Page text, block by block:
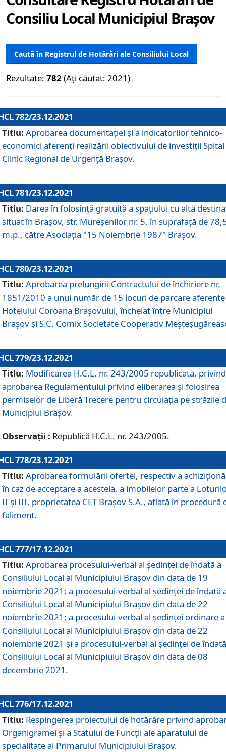
Consiliu Local Municipiul Brașov
Caută în Registrul de Hotărâri ale Consiliului Local
Rezultate: 782 (Ați căutat: 2021)
782/23.12.2021
Titlu: Aprobarea documentației și a indicatorilor tehnico-
economici aferenți realizării obiectivului de investiții Spital
Clinic Regional de Urgență Brașov.
781/23.12.2021
Titlu: Darea în folosinţă gratuită a spaţiului cu altă
situat în Braşov, str. Mureşenilor nr. 5, în suprafaţă de
m.p., către Asociaţia "15 Noiembrie 1987" Braşov.
780/23.12.2021
Titlu: Aprobarea prelungirii Contractului de închiriere nr.
1851/2010 a unui număr de 15 locuri de parcare aferente
Hotelului Coroana Brașovului, încheiat între Municipiul
Braşov şi S.C. Comix Societate Cooperativ
779/23.12.2021
Titlu: Modificarea H.C.L. nr. 243/2005 republicată, privind
aprobarea Regulamentului privind eliberarea şi folosirea
permiselor de Liberă Trecere pentru circulația pe străzile
Municipiul Braşov.
Observații : Republică H.C.L. nr. 243/2005.
778/23.12.2021
Titlu: Aprobarea formulării ofertei, respectiv a
în caz de acceptare a acesteia, a imobilelor parte a
II și III, proprietatea CET Brașov S.A., aflată în procedură
faliment.
777/17.12.2021
Titlu: Aprobarea procesului-verbal al şedinţei de îndată a
Consiliului Local al Municipiului Braşov din data de 19
noiembrie 2021; a procesului-verbal al şedinţei de îndată
Consiliului Local al Municipiului Braşov din data de 22
noiembrie 2021; a procesului-verbal al şedinţei ordinare a
Consiliului Local al Municipiului Braşov din data de 22
noiembrie 2021 și a procesului-verbal al şedinţei de
Consiliului Local al Municipiului Braşov din data de 08
decembrie 2021.
776/17.12.2021
Titlu: Respingerea proiectului de hotărâre privind
Organigramei şi a Statului de Funcţii ale aparatului de
specialitate al Primarului Municipiului Braşov.